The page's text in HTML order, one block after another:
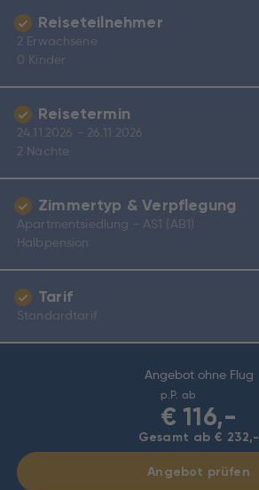
Angebot ohne Flug
p.P. ab
€ 116,-
Gesamt ab € 232,-
Angebot prüfen
Reiseteilnehmer
2 Erwachsene
0 Kinder
Reisetermin
24.11.2026 - 26.11.2026
2 Nächte
Zimmertyp & Verpflegung
Apartmentsiedlung - AS1 (AB1)
Halbpension
Tarif
Standardtarif